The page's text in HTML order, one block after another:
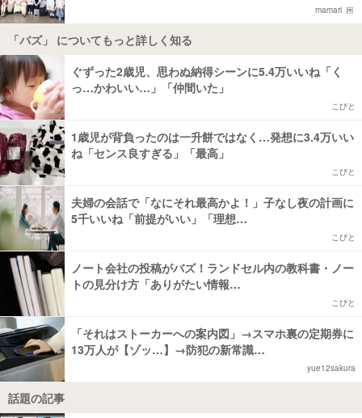
mamari
「バズ」 についてもっと詳しく知る
ぐずった2歳児、思わぬ納得シーンに5.4万いいね「く
っ…かわいい…」「仲間いた」
こびと
1歳児が背負ったのは一升餅ではなく…発想に3.4万いい
ね「センス良すぎる」「最高」
こびと
夫婦の会話で「なにそれ最高かよ！」子なし夜の計画に
5千いいね「前提がいい」「理想…
こびと
ノート会社の投稿がバズ！ランドセル内の教科書・ノー
トの見分け方「ありがたい情報…
こびと
「それはストーカーへの案内図」→スマホ裏の定期券に
13万人が【ゾッ…】→防犯の新常識…
yue12sakura
話題の記事